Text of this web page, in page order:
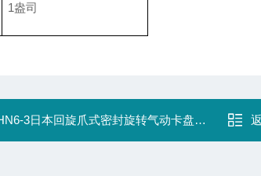
1盎司
3日本回旋爪式密封旋转气动卡盘PMT